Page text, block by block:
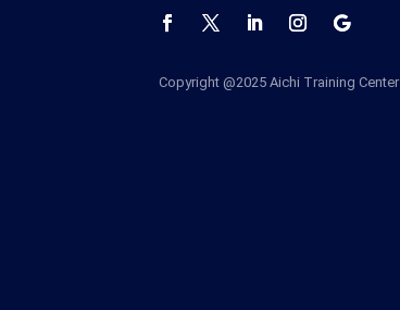
Copyright @2025Aichi Training Center